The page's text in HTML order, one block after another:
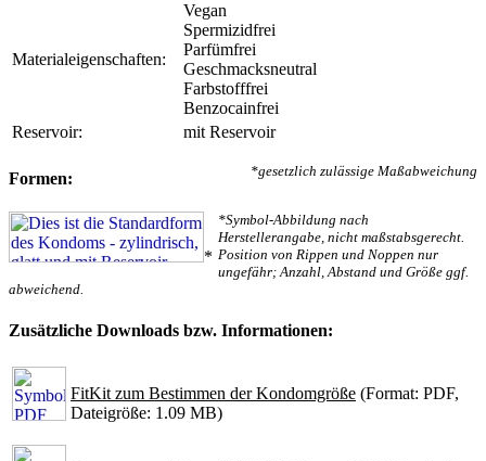
Materialeigenschaften:
Vegan
Spermizidfrei
Parfümfrei
Geschmacksneutral
Farbstofffrei
Benzocainfrei
Reservoir:
mit Reservoir
*gesetzlich zulässige Maßabweichung
Formen:
*
*Symbol-Abbildung nach
Herstellerangabe, nicht maßstabsgerecht.
Position von Rippen und Noppen nur
ungefähr; Anzahl, Abstand und Größe ggf.
abweichend.
Zusätzliche Downloads bzw. Informationen:
FitKit zum Bestimmen der Kondomgröße (Format: PDF,
Dateigröße: 1.09 MB)